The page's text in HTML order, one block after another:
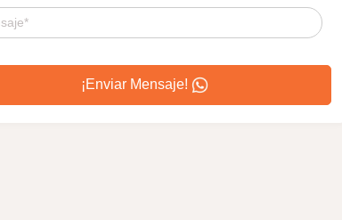
¡Enviar Mensaje!